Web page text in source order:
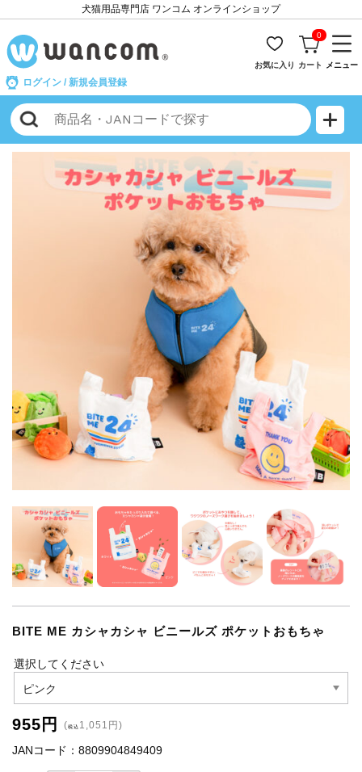
犬猫用品専門店 ワンコム オンラインショップ
ログイン / 新規会員登録
お気に入り
0
カート メニュー
BITE ME カシャカシャ ビニールズ ポケットおもちゃ
選択してください
955円 (税込 1,051円)
JANコード：8809904849409